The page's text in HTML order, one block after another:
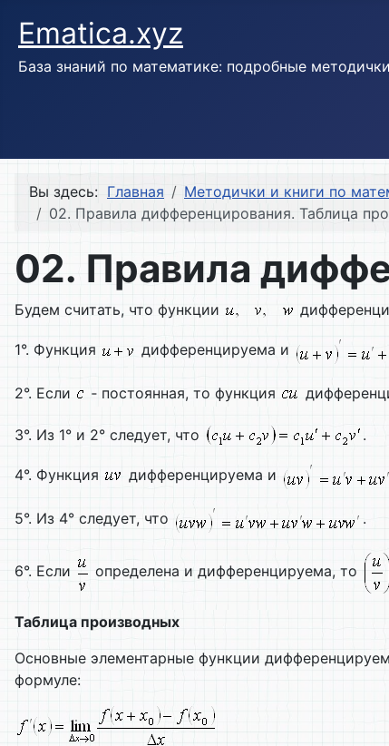
Ematica.xyz
База знаний по математике: подробные
Вы здесь: Главная Методички и книги по
02. Правила дифференцирования. Таблица
02. Правила
Будем считать, что функции
1°. Функция дифференцируема и
2°. Если ‑ постоянная, то функция
3°. Из 1° и 2° следует, что .
4°. Функция дифференцируема и
5°. Из 4° следует, что .
6°. Если определена и дифференцируема, то
Таблица производных
Основные элементарные функции
формуле: